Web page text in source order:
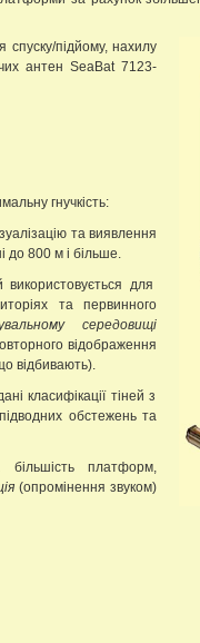
підйому, нахилу
антен SeaBat 7123-
гнучкість:
та виявлення
до 800 м і більше.
для
та первинного
середовищі
відображення
відбивають).
класифікації тіней з
обстежень та
платформ,
(опромінення звуком)